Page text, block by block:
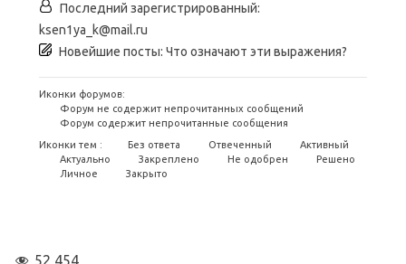
Последний зарегистрированный:
ksen1ya_k@mail.ru
Новейшие посты: Что означают эти выражения?
Иконки форумов:
Форум не содержит непрочитанных сообщений
Форум содержит непрочитанные сообщения
Иконки тем :
Без ответа Отвеченный
Активный
Актуально
Закреплено Не одобрен
Решено
Личное
Закрыто
52 454